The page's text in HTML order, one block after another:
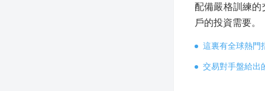
配備嚴格訓練
戶的投資需要。
這裏有全球熱門
交易對手盤給出